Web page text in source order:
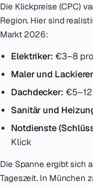
Die Klickpreise (CPC)
Region. Hier sind
Markt 2026:
Elektriker: €3–8
Maler und
Dachdecker:
Sanitär und
Notdienste
Klick
Die Spanne ergibt sich
Tageszeit. In München